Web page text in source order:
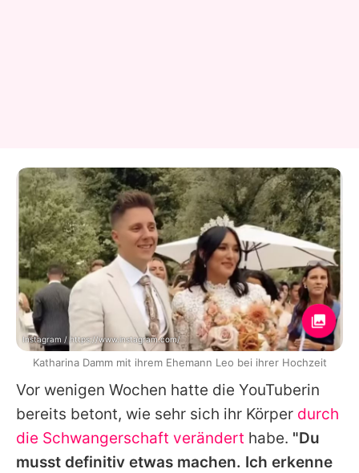
Vor wenigen Wochen hatte die YouTuberin
bereits betont, wie sehr sich ihr Körper durch
die Schwangerschaft verändert habe. "Du
musst definitiv etwas machen. Ich erkenne
Instagram / https://www.instagram.com/
Katharina Damm mit ihrem Ehemann Leo bei ihrer Hochzeit